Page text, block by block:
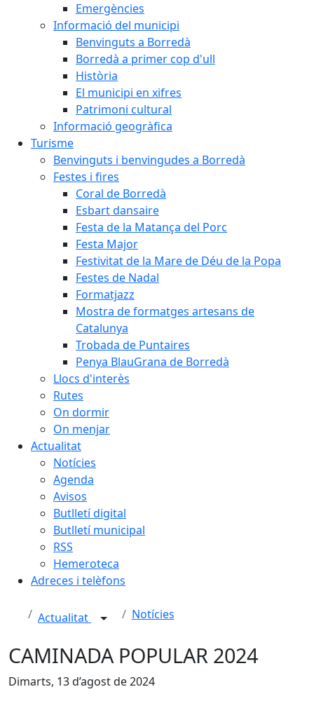
Emergències
Informació del municipi
Benvinguts a Borredà
Borredà a primer cop d'ull
Història
El municipi en xifres
Patrimoni cultural
Informació geogràfica
Turisme
Benvinguts i benvingudes a Borredà
Festes i fires
Coral de Borredà
Esbart dansaire
Festa de la Matança del Porc
Festa Major
Festivitat de la Mare de Déu de la Popa
Festes de Nadal
Formatjazz
Mostra de formatges artesans de
Catalunya
Trobada de Puntaires
Penya BlauGrana de Borredà
Llocs d'interès
Rutes
On dormir
On menjar
Actualitat
Notícies
Agenda
Avisos
Butlletí digital
Butlletí municipal
RSS
Hemeroteca
Adreces i telèfons
Actualitat Notícies
CAMINADA POPULAR 2024
Dimarts, 13 d’agost de 2024